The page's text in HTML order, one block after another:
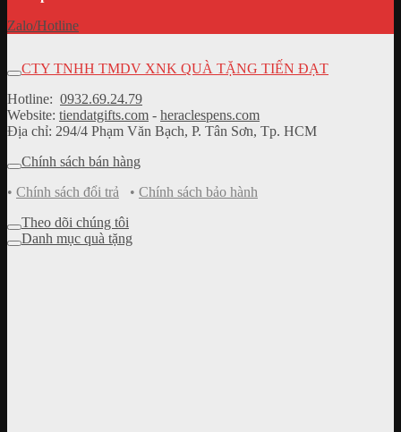
Zalo/Hotline
CTY TNHH TMDV XNK QUÀ TẶNG TIẾN ĐẠT
Hotline: 0932.69.24.79
Website: tiendatgifts.com - heraclespens.com
Địa chỉ: 294/4 Phạm Văn Bạch, P. Tân Sơn, Tp. HCM
Chính sách bán hàng
• Chính sách đổi trả • Chính sách bảo hành
Theo dõi chúng tôi
Danh mục quà tặng